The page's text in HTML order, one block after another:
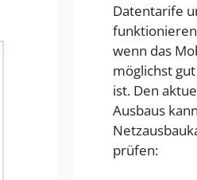
Datentarife
wenn das
möglichst
ist. Den
Ausbaus
prüfen: